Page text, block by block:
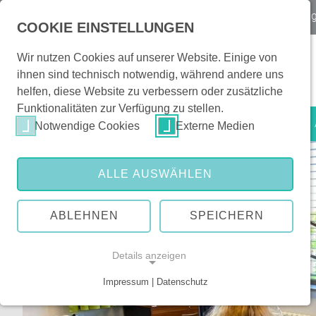
Patienten & Besucher
COOKIE EINSTELLUNGEN
Wir nutzen Cookies auf unserer Website. Einige von
ihnen sind technisch notwendig, während andere uns
helfen, diese Website zu verbessern oder zusätzliche
Funktionalitäten zur Verfügung zu stellen.
Notwendige Cookies
Externe Medien
ALLE AUSWÄHLEN
ABLEHNEN SPEICHERN
Details anzeigen
Impressum | Datenschutz